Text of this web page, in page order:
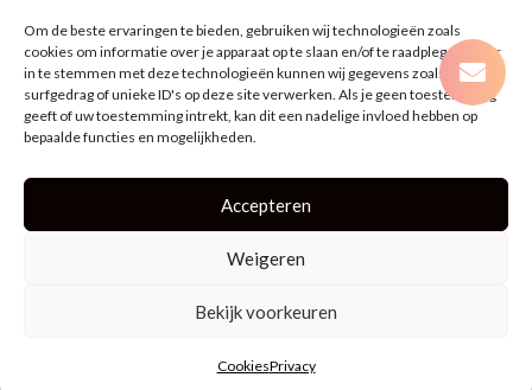
Om de beste ervaringen te bieden, gebruiken wij technologieën zoals
cookies om informatie over je apparaat op te slaan en/of te raadplegen. Door
in te stemmen met deze technologieën kunnen wij gegevens zoals
surfgedrag of unieke ID's op deze site verwerken. Als je geen toestemming
geeft of uw toestemming intrekt, kan dit een nadelige invloed hebben op
bepaalde functies en mogelijkheden.
Accepteren
Weigeren
Bekijk voorkeuren
CookiesPrivacy
Dit zijn wij
Contact
Laan Nieuwer-Amstel 3
1182 JR Amstelveen